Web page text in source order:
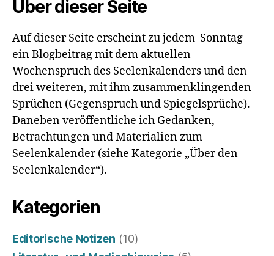
Über dieser Seite
Auf dieser Seite erscheint zu jedem Sonntag
ein Blogbeitrag mit dem aktuellen
Wochenspruch des Seelenkalenders und den
drei weiteren, mit ihm zusammenklingenden
Sprüchen (Gegenspruch und Spiegelsprüche).
Daneben veröffentliche ich Gedanken,
Betrachtungen und Materialien zum
Seelenkalender (siehe Kategorie „Über den
Seelenkalender“).
Kategorien
Editorische Notizen (10)